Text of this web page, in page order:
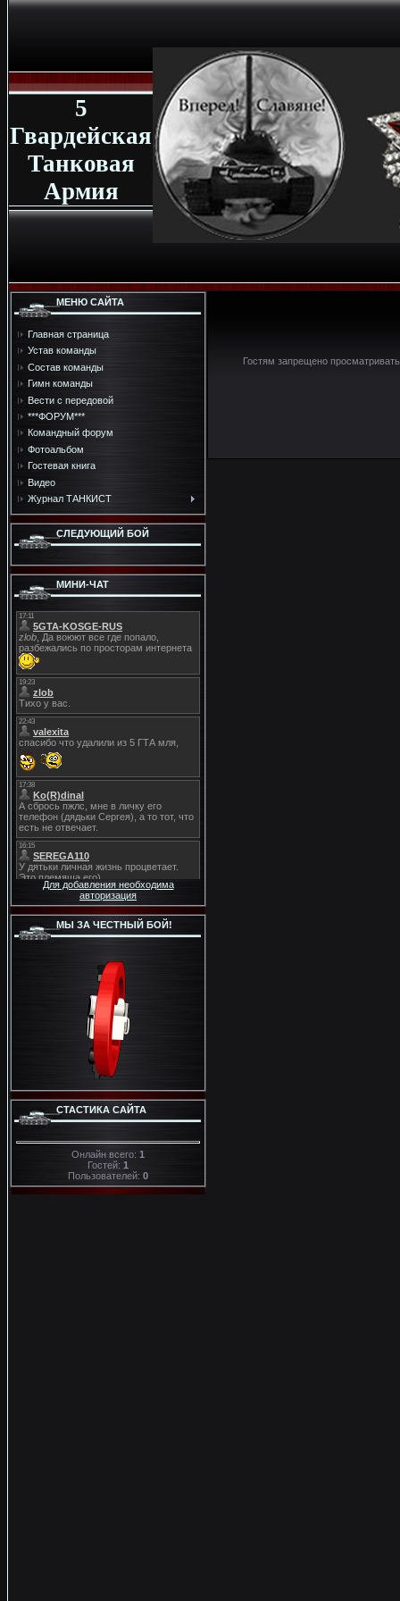
5
Гвардейская
Танковая
Армия
МЕНЮ САЙТА
Главная страница
Устав команды
Состав команды
Гимн команды
Вести с передовой
***ФОРУМ***
Командный форум
Фотоальбом
Гостевая книга
Видео
Журнал ТАНКИСТ
СЛЕДУЮЩИЙ БОЙ
МИНИ-ЧАТ
Для добавления необходима
авторизация
МЫ ЗА ЧЕСТНЫЙ БОЙ!
СТАСТИКА САЙТА
Онлайн всего: 1
Гостей: 1
Пользователей: 0
Гостям запрещено